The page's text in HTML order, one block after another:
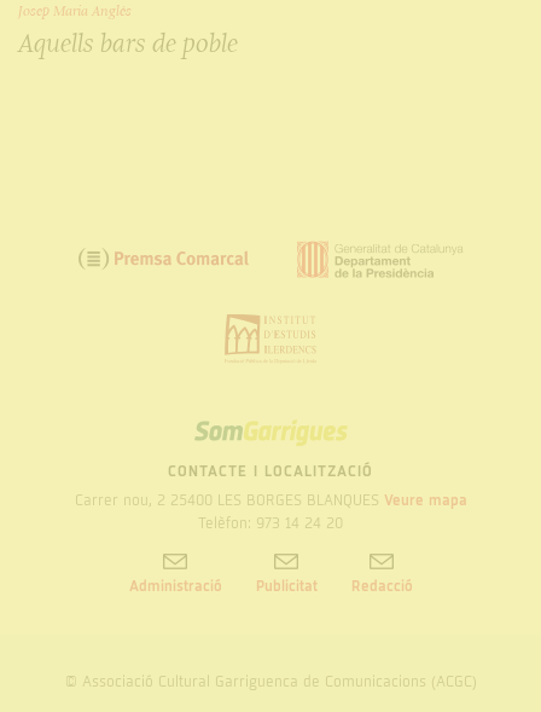
Josep Maria Anglès
Aquells bars de poble
SOM
GARRIGUES
CONTACTE I LOCALITZACIÓ
Carrer nou, 2 25400 LES BORGES BLANQUES Veure mapa
Telèfon: 973 14 24 20
Administració Publicitat Redacció
© Associació Cultural Garriguenca de Comunicacions (ACGC)